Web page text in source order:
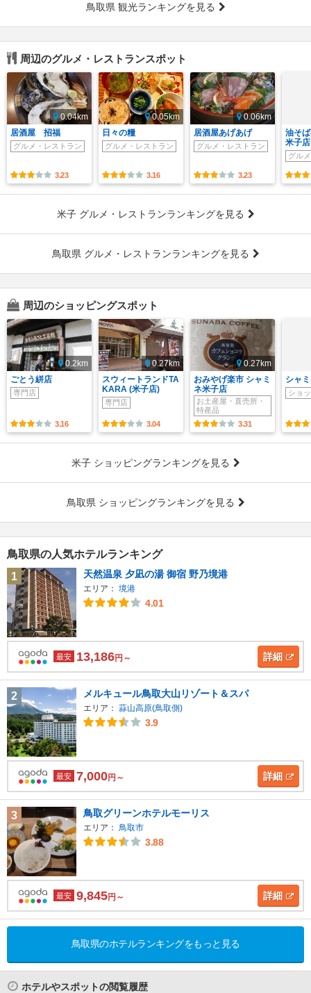
鳥取県 観光ランキングを見る
周辺のグルメ・レストランスポット
0.04km
居酒屋 招福
グルメ・レストラン
3.23
0.05km
日々の糧
グルメ・レストラン
3.16
0.06km
居酒屋あげあげ
グルメ・レストラン
3.23
油そ
米子店
グル
米子 グルメ・レストランランキングを見る
鳥取県 グルメ・レストランランキングを見る
周辺のショッピングスポット
0.2km
ごとう絣店
専門店
3.16
0.27km
スウィートランドTA
KARA (米子店)
専門店
3.04
0.27km
おみやげ楽市 シャミ
ネ米子店
お土産屋・直売所・
特産品
3.31
シャ
ショ
米子 ショッピングランキングを見る
鳥取県 ショッピングランキングを見る
鳥取県の人気ホテルランキング
1
天然温泉 夕凪の湯 御宿 野乃境港
エリア： 境港
4.01
最安 13,186円～ 詳細
2 メルキュール鳥取大山リゾート＆スパ
エリア： 蒜山高原(鳥取側)
3.9
最安 7,000円～ 詳細
3 鳥取グリーンホテルモーリス
エリア： 鳥取市
3.88
最安 9,845円～ 詳細
鳥取県のホテルランキングをもっと見る
ホテルやスポットの閲覧履歴